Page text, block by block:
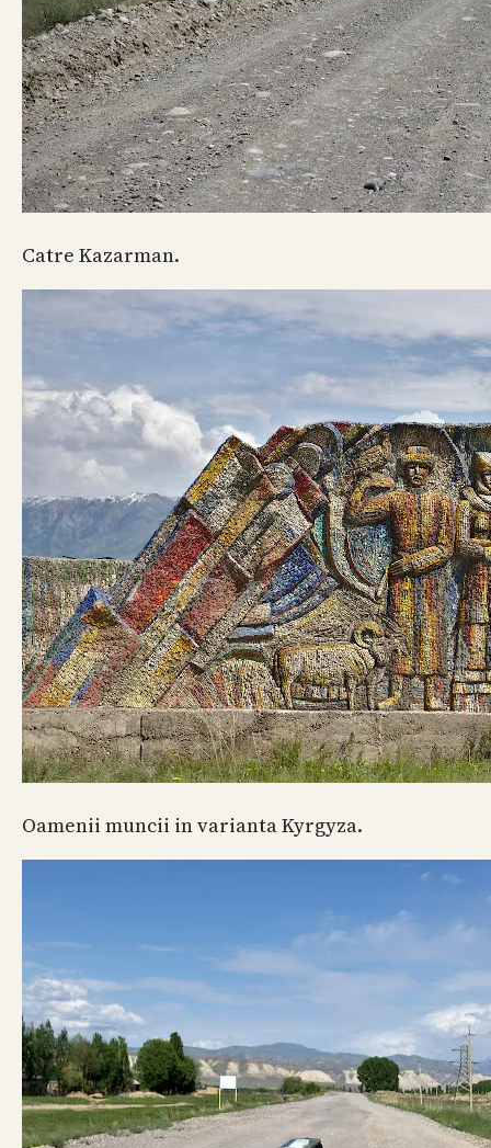
Catre Kazarman.
Oamenii muncii in varianta Kyrgyza.